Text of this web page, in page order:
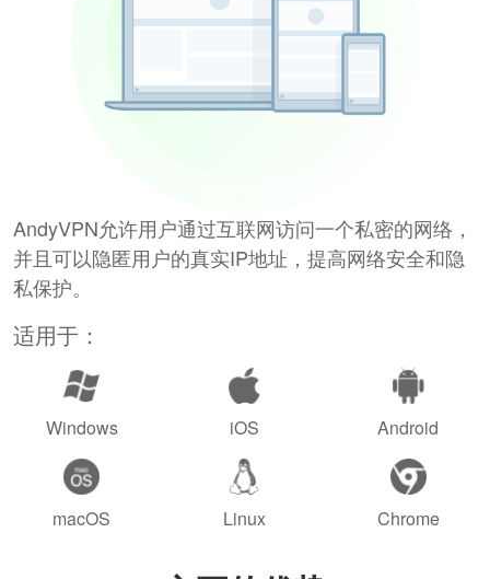
AndyVPN允许用户通过互联网访问一个私密的网络，
并且可以隐匿用户的真实IP地址，提高网络安全和隐
私保护。
适用于：
Windows iOS Android
macOS Linux Chrome